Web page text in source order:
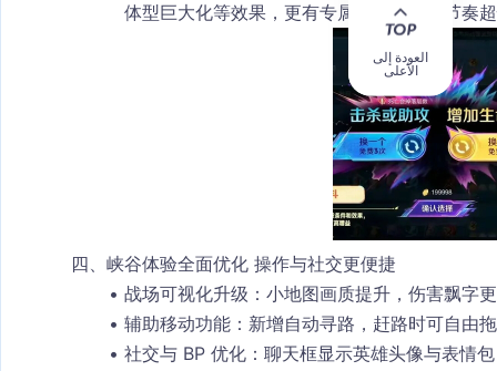
体型巨大化等效果，更有专属火箭机关，节奏
四、峡谷体验全面优化 操作与社交更便捷
战场可视化升级 ：小地图画质提升，伤害飘字
辅助移动功能：新增自动寻路，赶路时可自由
社交与 BP 优化：聊天框显示英雄头像与表情
العودة إلى
الأعلى